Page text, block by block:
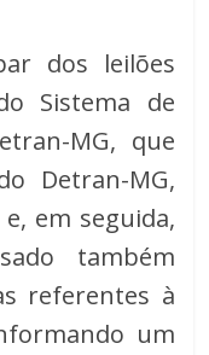
dos leilões
Sistema de
MG, que
Detran-MG,
e, em seguida,
também
referentes à
um